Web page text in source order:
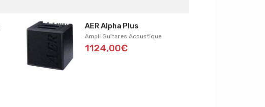
AER Alpha Plus
Ampli Guitares Acoustique
1124,00€